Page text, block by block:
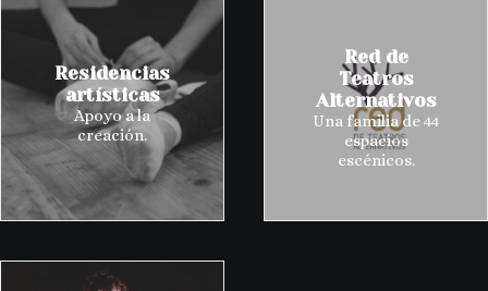
Residencias
artísticas
Apoyo a la
creación.
Red de
Teatros
Alternativos
Una familia de 44
espacios
escénicos.